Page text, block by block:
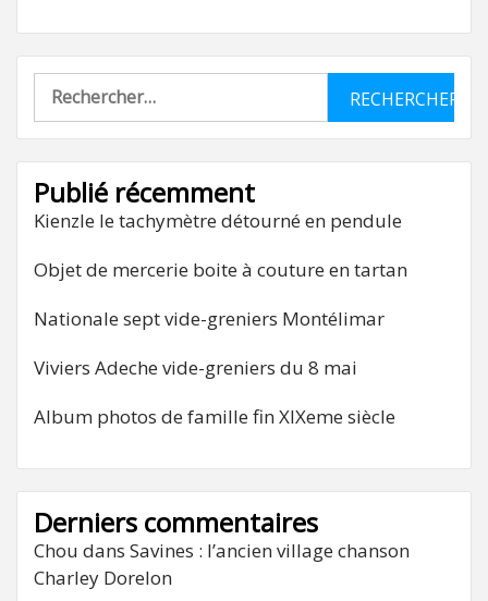
Rechercher :
Publié récemment
Kienzle le tachymètre détourné en pendule
Objet de mercerie boite à couture en tartan
Nationale sept vide-greniers Montélimar
Viviers Adeche vide-greniers du 8 mai
Album photos de famille fin XIXeme siècle
Derniers commentaires
Chou dans Savines : l’ancien village chanson
Charley Dorelon